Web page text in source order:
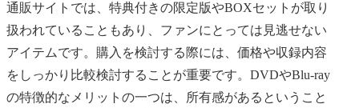
通販サイトでは、特典付きの限定版やBOXセットが取り
扱われていることもあり、ファンにとっては見逃せない
アイテムです。購入を検討する際には、価格や収録内容
をしっかり比較検討することが重要です。DVDやBlu-ray
の特徴的なメリットの一つは、所有感があるということ